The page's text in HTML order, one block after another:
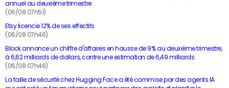
annuel au deuxième trimestre
(06/08 07h51)
Etsy licencie 12% de ses effectifs
(06/08 07h46)
Block annonce un chiffre d'affaires en hausse de 9% au deuxième trimestre,
à 6,62 milliards de dollars, contre une estimation de 6,49 milliards
(06/08 07h46)
La faille de sécurité chez Hugging Face a été commise par des agents IA